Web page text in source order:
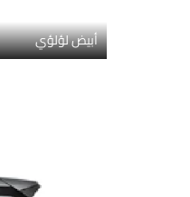
أبيض لؤلؤي